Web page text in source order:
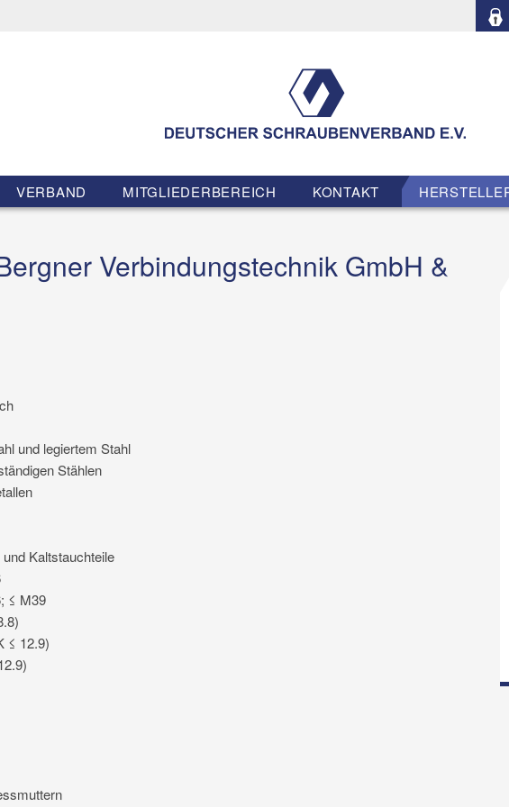
VERBAND MITGLIEDERBEREICH KONTAKT
Verbindungstechnik GmbH &
und legiertem Stahl
Stählen
Kaltstauchteile
≤ M39
≤ 12.9)